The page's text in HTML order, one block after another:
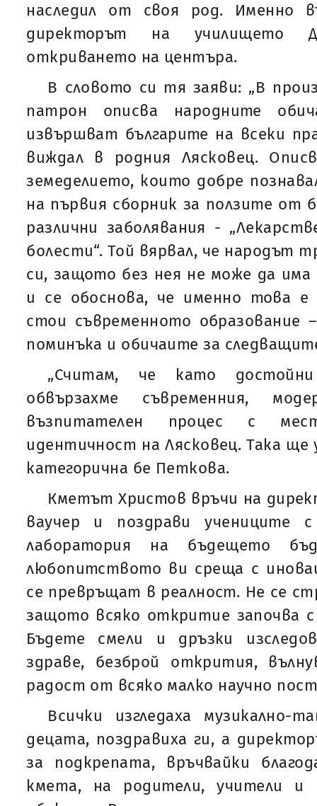
наследил от своя род. Именно
директорът на училището
откриването на центъра.
В словото си тя заяви: „В
патрон описва народните
извършват българите на всеки
виждал в родния Лясковец.
земеделието, които добре
на първия сборник за ползите от
различни заболявания -
болести“. Той вярвал, че народът
си, защото без нея не може да има
и се обоснова, че именно това е
стои съвременното образование
поминъка и обичаите за
„Считам, че като достойни
обвързахме съвременния,
възпитателен процес с
идентичност на Лясковец. Така ще
категорична бе Петкова.
Кметът Христов връчи на
ваучер и поздрави учениците
лаборатория на бъдещето
любопитството ви среща с
се превръщат в реалност. Не се
защото всяко откритие започва
Бъдете смели и дръзки
здраве, безброй открития,
радост от всяко малко научно
Всички изгледаха музикално-
децата, поздравиха ги, а
за подкрепата, връчвайки
кмета, на родители, учители и